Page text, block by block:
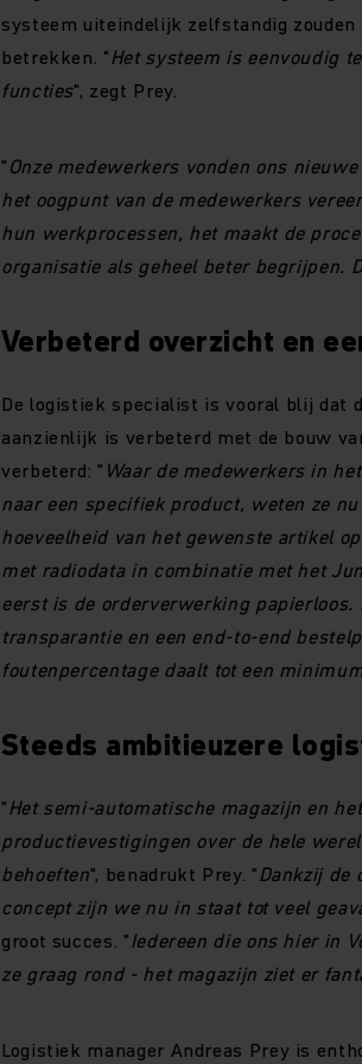
systeem uiteindelijk zelfstandig
betrekken. "Het systeem is eenvoudig
functies", zegt Prey.
"Onze medewerkers vonden ons
het oogpunt van de medewerkers
hun werkprocessen, het maakt de
organisatie als geheel beter begrijpen.
Verbeterd overzicht en
De logistiek specialist is vooral blij dat
aanzienlijk is verbeterd met de bouw
verbeterd: " Waar de medewerkers in
naar een specifiek product, weten ze
hoeveelheid van het gewenste artikel
met radiodata in combinatie met het
eerst is de orderverwerking
transparantie en een end-to-end
foutenpercentage daalt tot een
Steeds ambitieuzere
"Het semi-automatische magazijn en
productievestigingen over de hele
behoeften", benadrukt Prey. "Dankzij
concept zijn we nu in staat tot veel
groot succes. "Iedereen die ons hier in
ze graag rond - het magazijn ziet er
Logistiek manager Andreas Prey is